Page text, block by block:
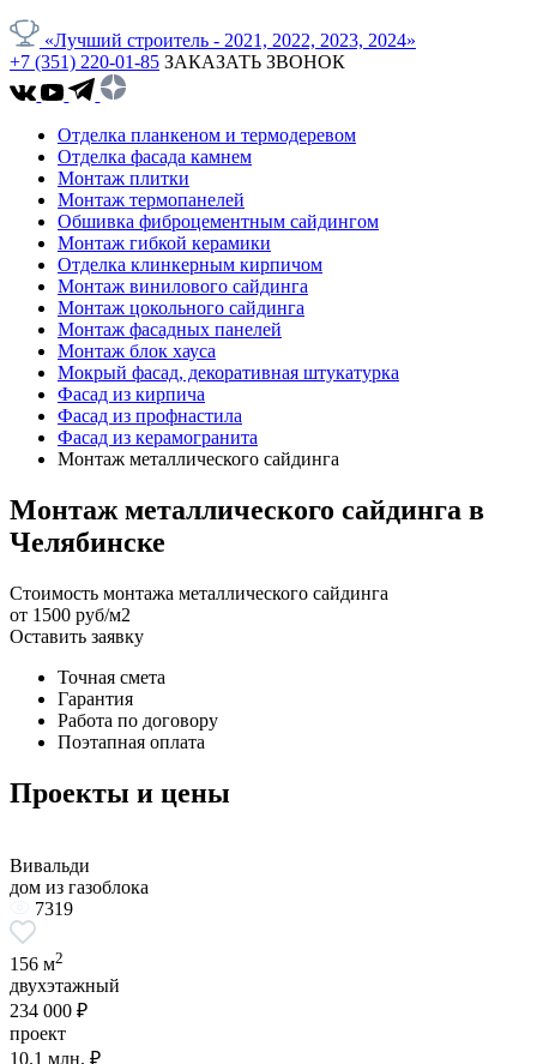
«Лучший строитель - 2021, 2022, 2023, 2024»
+7 (351) 220-01-85 ЗАКАЗАТЬ ЗВОНОК
Отделка планкеном и термодеревом
Отделка фасада камнем
Монтаж плитки
Монтаж термопанелей
Обшивка фиброцементным сайдингом
Монтаж гибкой керамики
Отделка клинкерным кирпичом
Монтаж винилового сайдинга
Монтаж цокольного сайдинга
Монтаж фасадных панелей
Монтаж блок хауса
Мокрый фасад, декоративная штукатурка
Фасад из кирпича
Фасад из профнастила
Фасад из керамогранита
Монтаж металлического сайдинга
Монтаж металлического сайдинга в
Челябинске
Стоимость монтажа металлического сайдинга
от 1500 руб/м2
Оставить заявку
Точная смета
Гарантия
Работа по договору
Поэтапная оплата
Проекты и цены
Вивальди
дом из газоблока
7319
156 м2
двухэтажный
234 000 ₽
проект
10.1 млн. ₽